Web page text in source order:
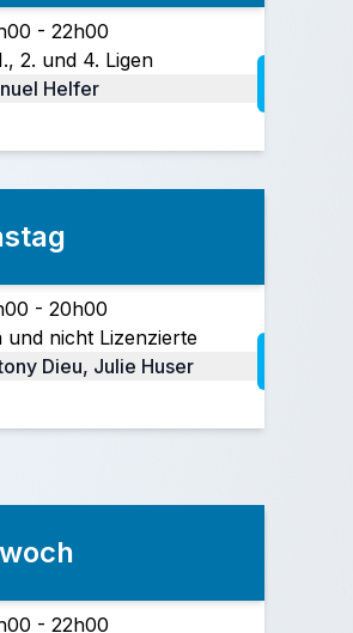
- 22h00
2. und 4. Ligen
Helfer
- 20h00
und nicht Lizenzierte
Dieu, Julie Huser
- 22h00